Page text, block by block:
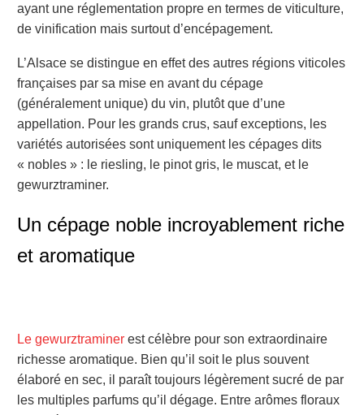
ayant une réglementation propre en termes de viticulture,
de vinification mais surtout d’encépagement.
L’Alsace se distingue en effet des autres régions viticoles
françaises par sa mise en avant du cépage
(généralement unique) du vin, plutôt que d’une
appellation. Pour les grands crus, sauf exceptions, les
variétés autorisées sont uniquement les cépages dits
« nobles » : le riesling, le pinot gris, le muscat, et le
gewurztraminer.
Un cépage noble incroyablement riche
et aromatique
Le gewurztraminer est célèbre pour son extraordinaire
richesse aromatique. Bien qu’il soit le plus souvent
élaboré en sec, il paraît toujours légèrement sucré de par
les multiples parfums qu’il dégage. Entre arômes floraux